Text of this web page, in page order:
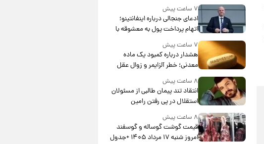
۷ ساعت پیش
ادعای جنجالی درباره اینفانتینو؛
اتهام پرداخت پول به معشوقه با
درآمد یوفا
۷ ساعت پیش
هشدار درباره کمبود یک ماده
معدنی؛ خطر آلزایمر و زوال عقل
افزایش می‌یابد؟
۸ ساعت پیش
انتقاد تند پیمان طالبی از مسئولان
استقلال در پی رفتن رامین
رضاییان+ عکس
۸ ساعت پیش
قیمت گوشت گوساله و گوسفند
امروز شنبه ۱۷ مرداد ۱۴۰۵ +جدول